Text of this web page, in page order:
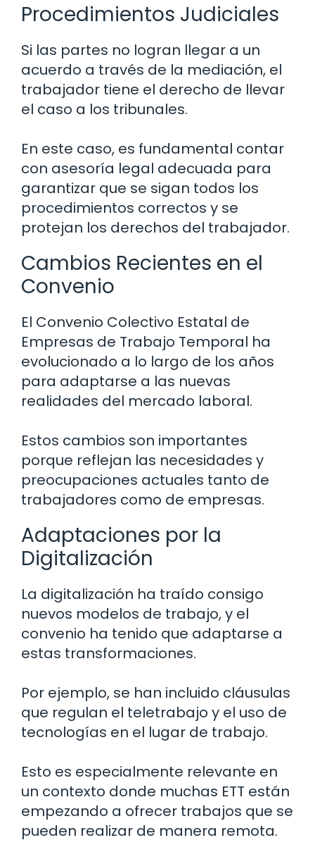
Procedimientos Judiciales
Si las partes no logran llegar a un
acuerdo a través de la mediación, el
trabajador tiene el derecho de llevar
el caso a los tribunales.
En este caso, es fundamental contar
con asesoría legal adecuada para
garantizar que se sigan todos los
procedimientos correctos y se
protejan los derechos del trabajador.
Cambios Recientes en el
Convenio
El Convenio Colectivo Estatal de
Empresas de Trabajo Temporal ha
evolucionado a lo largo de los años
para adaptarse a las nuevas
realidades del mercado laboral.
Estos cambios son importantes
porque reflejan las necesidades y
preocupaciones actuales tanto de
trabajadores como de empresas.
Adaptaciones por la
Digitalización
La digitalización ha traído consigo
nuevos modelos de trabajo, y el
convenio ha tenido que adaptarse a
estas transformaciones.
Por ejemplo, se han incluido cláusulas
que regulan el teletrabajo y el uso de
tecnologías en el lugar de trabajo.
Esto es especialmente relevante en
un contexto donde muchas ETT están
empezando a ofrecer trabajos que se
pueden realizar de manera remota.